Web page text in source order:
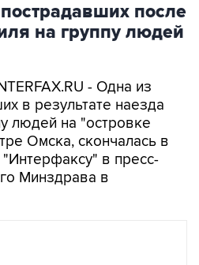
после
на группу людей
- Одна из
в результате наезда
людей на "островке
Омска, скончалась в
в пресс-
Минздрава в